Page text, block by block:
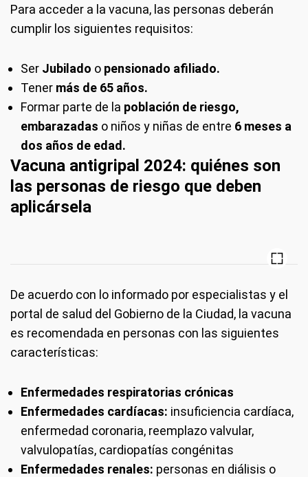
Para acceder a la vacuna, las personas deberán
cumplir los siguientes requisitos:
Ser Jubilado o pensionado afiliado.
Tener más de 65 años.
Formar parte de la población de riesgo,
embarazadas o niños y niñas de entre 6 meses a
dos años de edad.
Vacuna antigripal 2024: quiénes son
las personas de riesgo que deben
aplicársela
De acuerdo con lo informado por especialistas y el
portal de salud del Gobierno de la Ciudad, la vacuna
es recomendada en personas con las siguientes
características:
Enfermedades respiratorias crónicas
Enfermedades cardíacas: insuficiencia cardíaca,
enfermedad coronaria, reemplazo valvular,
valvulopatías, cardiopatías congénitas
Enfermedades renales: personas en diálisis o